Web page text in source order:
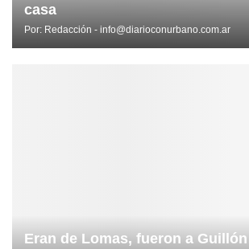
casa
Por: Redacción - info@diarioconurbano.com.ar
Eran de Lomas, fueron a